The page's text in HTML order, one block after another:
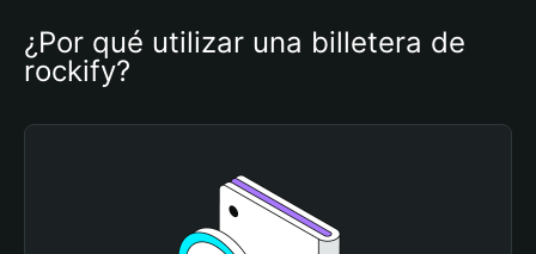
¿Por qué utilizar una billetera de
rockify?